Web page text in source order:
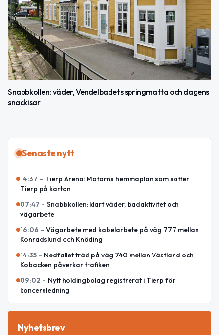
Snabbkollen: väder, Vendelbadets springmatta och dagens
snackisar
Senaste nytt
14:37 – Tierp Arena: Motorns hemmaplan som sätter
Tierp på kartan
07:47 – Snabbkollen: klart väder, badaktivitet och
vägarbete
16:06 – Vägarbete med kabelarbete på väg 777 mellan
Konradslund och Knöding
14:35 – Nedfallet träd på väg 740 mellan Västland och
Kobacken påverkar trafiken
09:02 – Nytt holdingbolag registrerat i Tierp för
koncernledning
Nyhetsbrev